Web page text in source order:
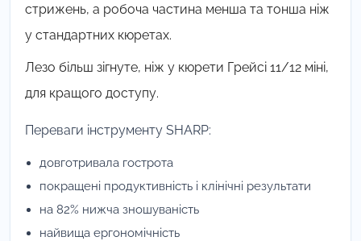
стрижень, а робоча частина менша та тонша ніж
у стандартних кюретах.
Лезо більш зігнуте, ніж у кюрети Грейсі 11/12 міні,
для кращого доступу.
Переваги інструменту SHARP:
довготривала гострота
покращені продуктивність і клінічні результати
на 82% нижча зношуваність
найвища ергономічність